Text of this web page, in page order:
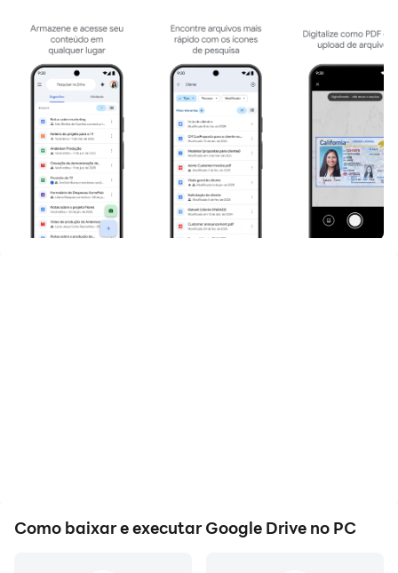
Com as funções de múltiplas instâncias e
sincronizador, você pode até executar vários
aplicativos e contas no seu PC.
E a função de transferência de arquivos torna muito
fácil compartilhar imagens, vídeos e arquivos.
Baixe Google Drive e execute-o no seu PC. Desfrute da
tela grande e da alta qualidade do PC!
O Google Drive é um lugar seguro para armazenar,
importantes;
Como baixar e executar Google Drive no PC